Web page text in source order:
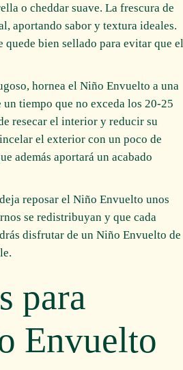
o cheddar suave. La frescura de
aportando sabor y textura ideales.
quede bien sellado para evitar que el
hornea el Niño Envuelto a una
tiempo que no exceda los 20-25
resecar el interior y reducir su
el exterior con un poco de
además aportará un acabado
reposar el Niño Envuelto unos
se redistribuyan y que cada
disfrutar de un Niño Envuelto de
para
Envuelto